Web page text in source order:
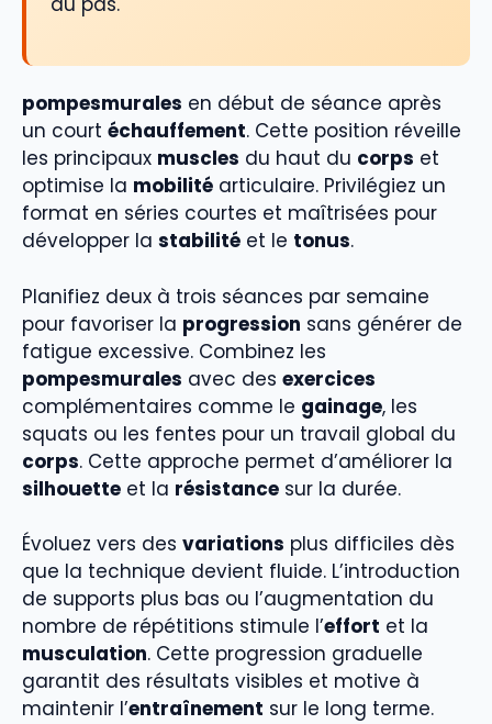
pompesmurales en début de séance après
un court échauffement. Cette position réveille
les principaux muscles du haut du corps et
optimise la mobilité articulaire. Privilégiez un
format en séries courtes et maîtrisées pour
développer la stabilité et le tonus.
Planifiez deux à trois séances par semaine
pour favoriser la progression sans générer de
fatigue excessive. Combinez les
pompesmurales avec des exercices
complémentaires comme le gainage, les
squats ou les fentes pour un travail global du
corps. Cette approche permet d’améliorer la
silhouette et la résistance sur la durée.
Évoluez vers des variations plus difficiles dès
que la technique devient fluide. L’introduction
de supports plus bas ou l’augmentation du
nombre de répétitions stimule l’effort et la
musculation. Cette progression graduelle
garantit des résultats visibles et motive à
maintenir l’entraînement sur le long terme.